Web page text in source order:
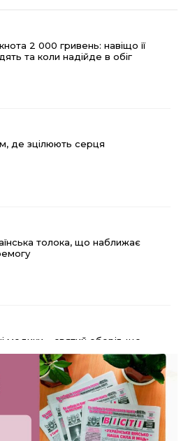
2 000 гривень: навіщо її
та коли надійде в обіг
де зцілюють серця
толока, що наближає
медики – святий оберіг, що
надію, турботу і здоров’я